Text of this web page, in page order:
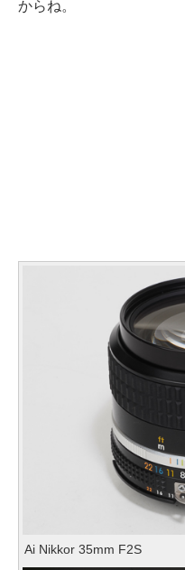
からね。
Ai Nikkor 35mm F2S